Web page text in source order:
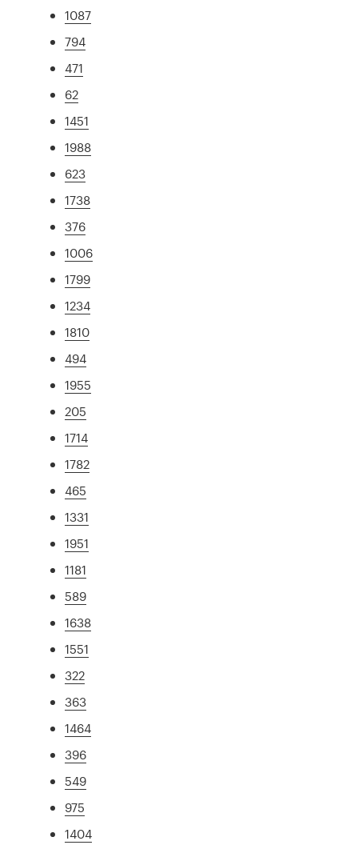
1087
794
471
62
1451
1988
623
1738
376
1006
1799
1234
1810
494
1955
205
1714
1782
465
1331
1951
1181
589
1638
1551
322
363
1464
396
549
975
1404